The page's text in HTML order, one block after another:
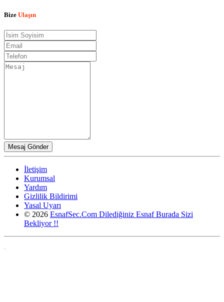
Bize Ulaşın
İletişim
Kurumsal
Yardım
Gizlilik Bildirimi
Yasal Uyarı
© 2026 EsnafSec.Com Dilediğiniz Esnaf Burada Sizi
Bekliyor !!